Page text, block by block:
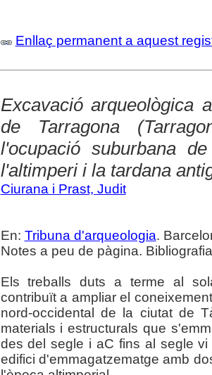
Enllaç permanent a aquest
Excavació arqueològica
de Tarragona
l'ocupació suburbana
l'altimperi i la tardana
Ciurana i Prast, Judit
En: Tribuna d'arqueologia.
Notes a peu de pàgina.
Els treballs duts a terme al
contribuït a ampliar el
nord-occidental de la ciutat de
materials i estructurals que
des del segle i aC fins al segle
edifici d'emmagatzematge amb